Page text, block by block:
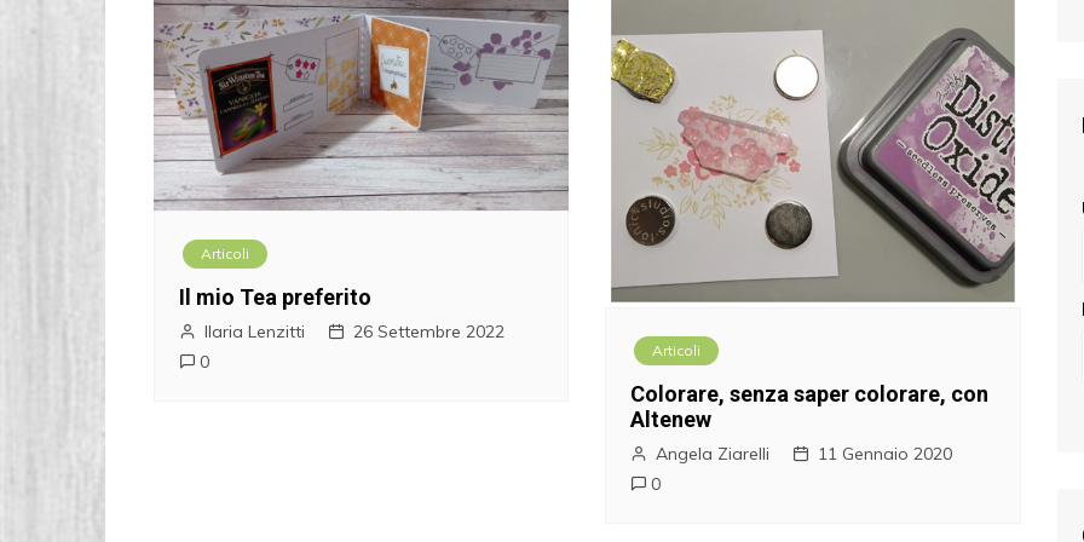
Articoli
Il mio Tea preferito
Ilaria Lenzitti
26 Settembre 2022
0
Articoli
Colorare, senza saper colorare, con
Altenew
Angela Ziarelli
11 Gennaio 2020
0